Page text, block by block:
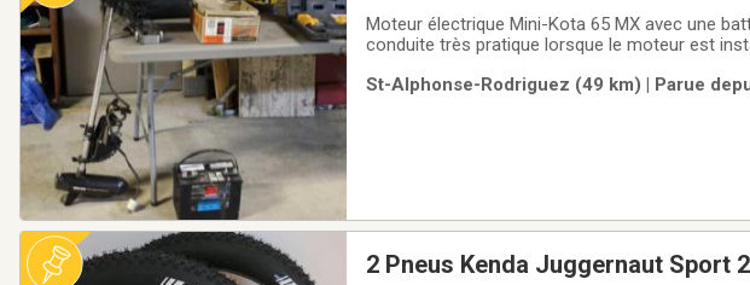
Moteur électrique Mini-Kota 65 MX avec une
conduite très pratique lorsque le moteur est
St-Alphonse-Rodriguez (49 km) | Parue
2 Pneus Kenda Juggernaut Sport